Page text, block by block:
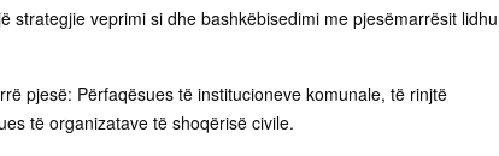
strategjie veprimi si dhe bashkëbisedimi me pjesëmarrësit
pjesë: Përfaqësues të institucioneve komunale, të rinjtë
të organizatave të shoqërisë civile.